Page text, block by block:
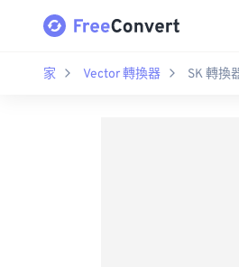
家 Vector 轉換器 SK 轉換